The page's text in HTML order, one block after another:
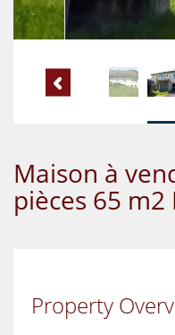
Maison à
pièces 65
Property